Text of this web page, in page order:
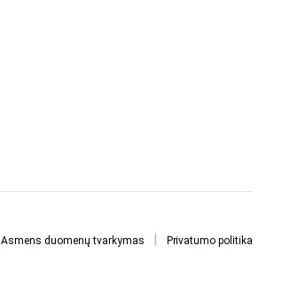
Asmens duomenų tvarkymas Privatumo politika